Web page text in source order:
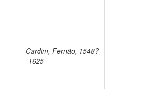
Cardim, Fernão, 1548?
-1625